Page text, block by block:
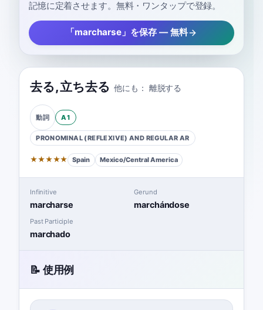
記憶に定着させます。無料・ワンタップで登録。
「marcharse」を保存 — 無料
去る,立ち去る 他にも： 離脱する
動詞 A1
PRONOMINAL (REFLEXIVE) AND REGULAR AR
★★★★★ Spain Mexico/Central America
Infinitive
marcharse
Gerund
marchándose
Past Participle
marchado
📝 使用例